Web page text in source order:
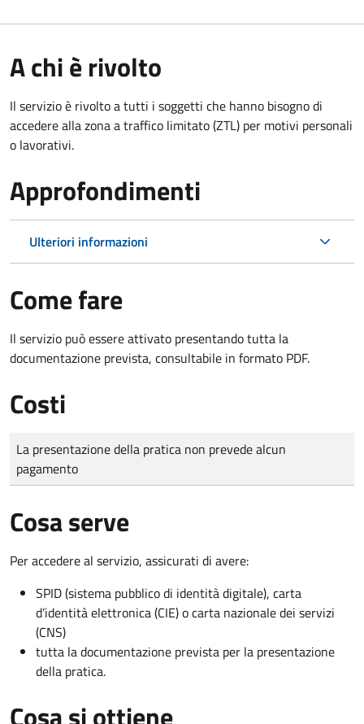
A chi è rivolto
Il servizio è rivolto a tutti i soggetti che hanno bisogno di
accedere alla zona a traffico limitato (ZTL) per motivi personali
o lavorativi.
Approfondimenti
Ulteriori informazioni
Come fare
Il servizio può essere attivato presentando tutta la
documentazione prevista, consultabile in formato PDF.
Costi
Tipo di pagamento
Importo
La presentazione della pratica non prevede alcun
pagamento
Cosa serve
Per accedere al servizio, assicurati di avere:
SPID (sistema pubblico di identità digitale), carta
d’identità elettronica (CIE) o carta nazionale dei servizi
(CNS)
tutta la documentazione prevista per la presentazione
della pratica.